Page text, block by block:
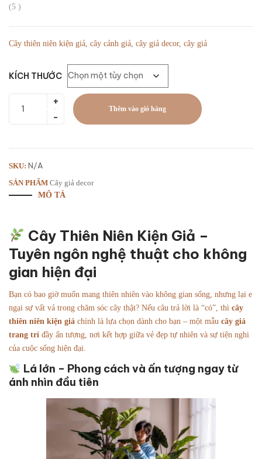
(5 )
Cây thiên niên kiện giả, cây cảnh giả, cây giả decor, cây giả
KÍCH THƯỚC
Thêm vào giỏ hàng
SKU: N/A
SẢN PHẨM Cây giả decor
MÔ TẢ
Cây Thiên Niên Kiện Giả –
Tuyên ngôn nghệ thuật cho không
gian hiện đại
Bạn có bao giờ muốn mang thiên nhiên vào không gian sống, nhưng lại e
ngại sự vất vả trong chăm sóc cây thật? Nếu câu trả lời là “có”, thì cây
thiên niên kiện giả chính là lựa chọn dành cho bạn – một mẫu cây giả
trang trí đầy ấn tượng, nơi kết hợp giữa vẻ đẹp tự nhiên và sự tiện nghi
của cuộc sống hiện đại.
Lá lớn – Phong cách và ấn tượng ngay từ
ánh nhìn đầu tiên